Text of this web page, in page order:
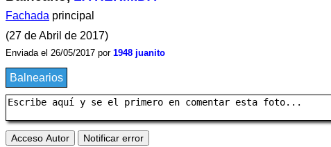
Fachada principal
(27 de Abril de 2017)
Enviada el 26/05/2017 por 1948 juanito
Balnearios